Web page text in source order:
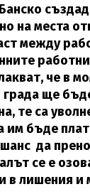
на места
между
че в
града ще
те са
им бъде
да
се е
в лишения и